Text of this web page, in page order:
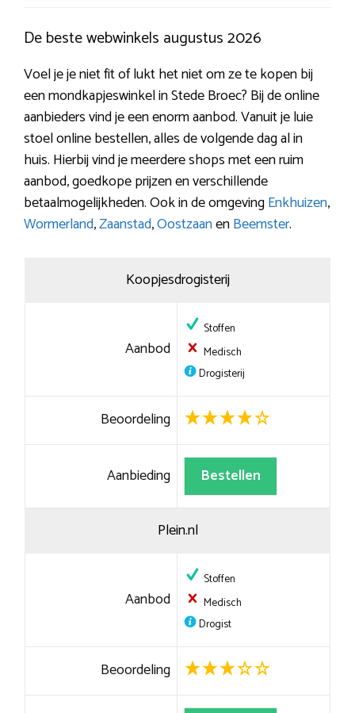
De beste webwinkels augustus 2026
Voel je je niet fit of lukt het niet om ze te kopen bij
een mondkapjeswinkel in Stede Broec? Bij de online
aanbieders vind je een enorm aanbod. Vanuit je luie
stoel online bestellen, alles de volgende dag al in
huis. Hierbij vind je meerdere shops met een ruim
aanbod, goedkope prijzen en verschillende
betaalmogelijkheden. Ook in de omgevingEnkhuizen,
Wormerland,Zaanstad,OostzaanenBeemster.
Koopjesdrogisterij
Aanbod
Stoffen
Medisch
Drogisterij
Beoordeling
Aanbieding Bestellen
Plein.nl
Aanbod
Stoffen
Medisch
Drogist
Beoordeling